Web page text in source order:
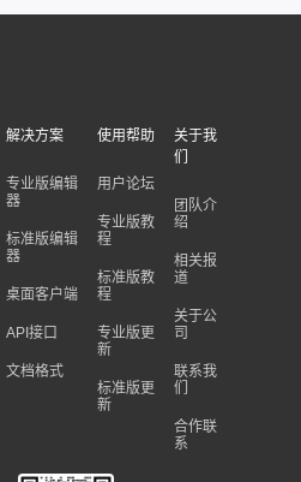
解决方案
专业版编辑
器
标准版编辑
器
桌面客户端
API接口
文档格式
使用帮助
用户论坛
专业版教
程
标准版教
程
专业版更
新
标准版更
新
关于我
们
团队介
绍
相关报
道
关于公
司
联系我
们
合作联
系